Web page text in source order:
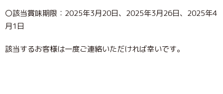
〇該当賞味期限：2025年3月20日、2025年3月26日、2025年4
月1日
該当するお客様は一度ご連絡いただければ幸いです。